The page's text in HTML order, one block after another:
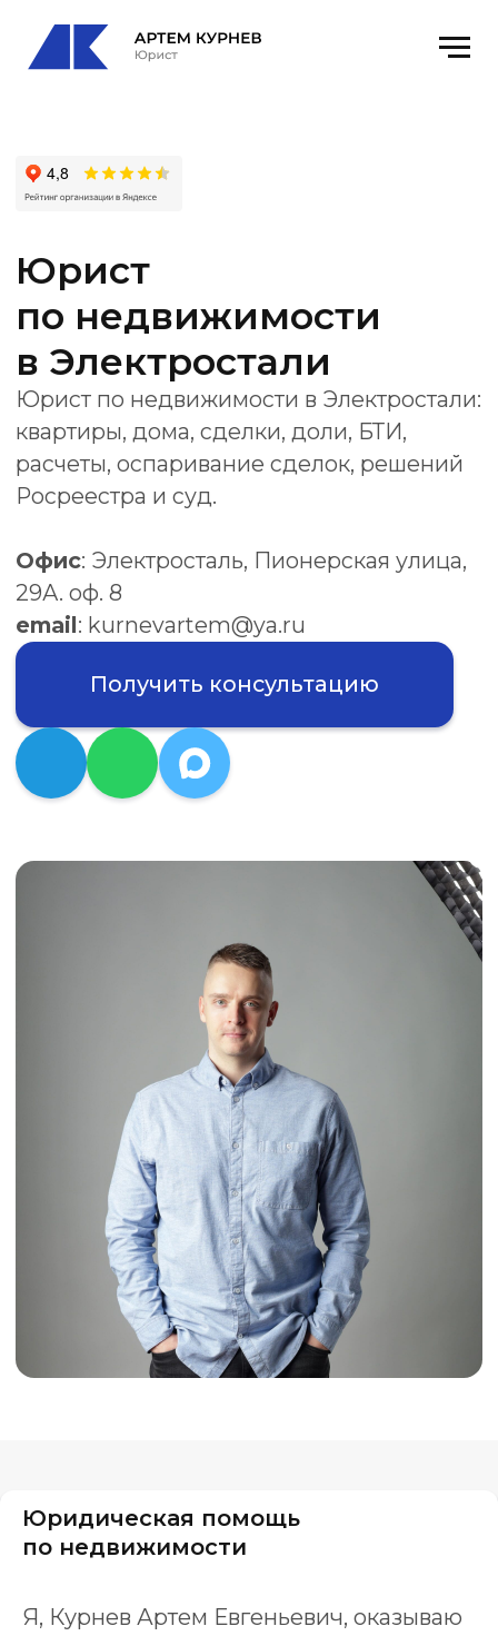
Юрист
в Электростали
Юрист по недвижимости в Электростали:
квартиры, дома, сделки, доли, БТИ,
расчеты, оспаривание сделок, решений
Росреестра и суд.
Офис: Электросталь, Пионерская улица,
29А. оф. 8
email : kurnevartem@ya.ru
Получить консультацию
Юридическая помощь
по недвижимости
Я, Курнев Артем Евгеньевич, оказываю